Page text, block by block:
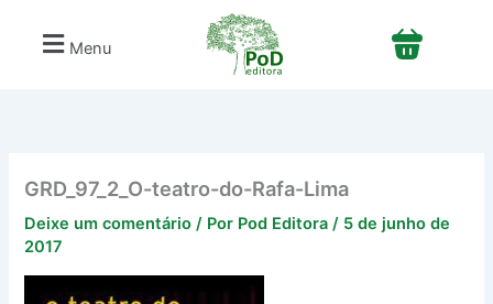
Menu
GRD_97_2_O-teatro-do-Rafa-Lima
Deixe um comentário / Por Pod Editora/ 5 de junho de
2017